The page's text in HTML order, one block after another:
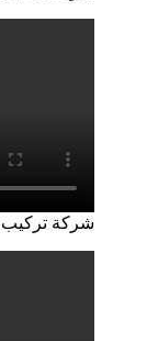
شركة